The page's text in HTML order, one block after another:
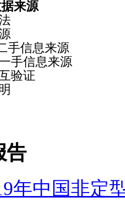
来源
息来源
信息来源
验证
告
年中国非定